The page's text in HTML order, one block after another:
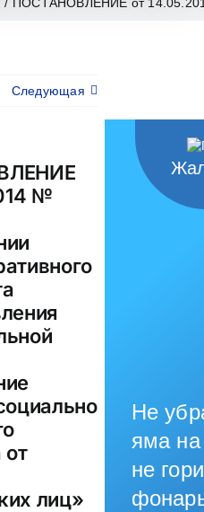
Следующая
№
от
лиц»
Не
яма на
не